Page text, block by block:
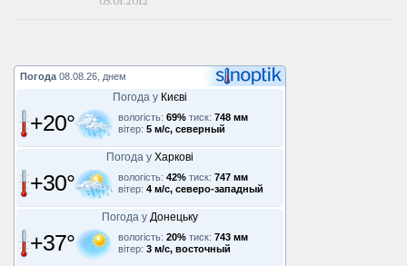
Погода 08.08.26, днем
Погода у Києві
+20° вологість: 69% тиск: 748 мм
вітер: 5 м/с, северный
Погода у Харкові
+30° вологість: 42% тиск: 747 мм
вітер: 4 м/с, северо-западный
Погода у Донецьку
+37° вологість: 20% тиск: 743 мм
вітер: 3 м/с, восточный